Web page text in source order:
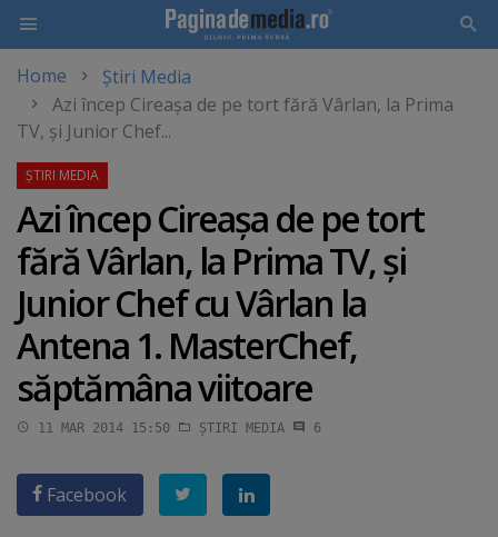
main
content
Home
Știri Media
Azi încep Cireaşa de pe tort fără Vârlan, la Prima
TV, şi Junior Chef...
Azi încep Cireaşa de pe tort
fără Vârlan, la Prima TV, şi
Junior Chef cu Vârlan la
Antena 1. MasterChef,
săptămâna viitoare
11 MAR 2014 15:50 ȘTIRI MEDIA 6
Facebook